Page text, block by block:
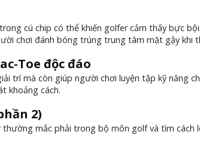
cú chip có thể khiến golfer cảm thấy bực
chơi đánh bóng trúng trung tâm mặt gậy khi
Toe độc đáo
trí mà còn giúp người chơi luyện tập kỹ năng
khoảng cách.
2)
mắc phải trong bộ môn golf và tìm cách